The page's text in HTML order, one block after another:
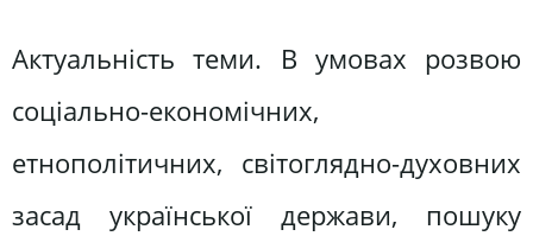
Актуальність теми. В умовах розвою
соціально-економічних,
етнополітичних, світоглядно-духовних
засад української держави, пошуку